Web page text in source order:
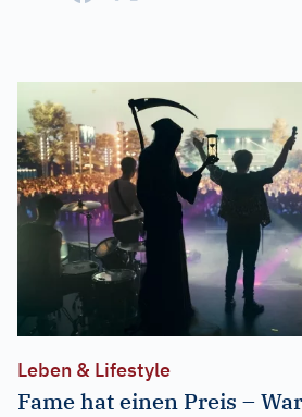
Leben & Lifestyle
Fame hat einen Preis –